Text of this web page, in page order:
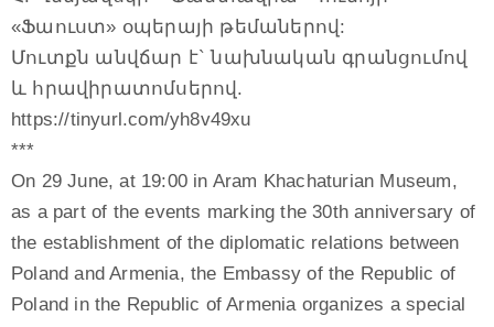
«Ֆաուստ» օպերայի թեմաներով:
Մուտքն անվճար է` նախնական գրանցումով
և հրավիրատոմսերով.
https://tinyurl.com/yh8v49xu
***
On 29 June, at 19:00 in Aram Khachaturian Museum,
as a part of the events marking the 30th anniversary of
the establishment of the diplomatic relations between
Poland and Armenia, the Embassy of the Republic of
Poland in the Republic of Armenia organizes a special